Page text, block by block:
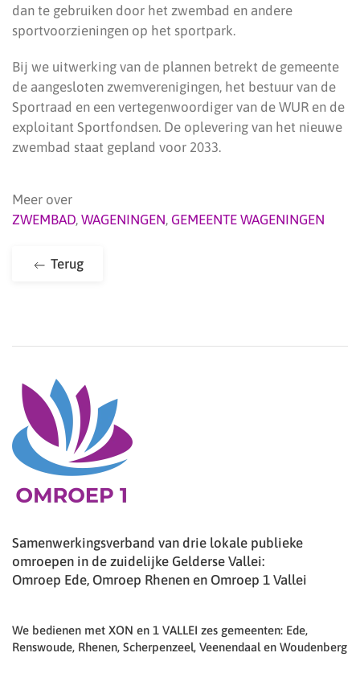
dan te gebruiken door het zwembad en andere
sportvoorzieningen op het sportpark.
Bij we uitwerking van de plannen betrekt de gemeente
de aangesloten zwemverenigingen, het bestuur van de
Sportraad en een vertegenwoordiger van de WUR en de
exploitant Sportfondsen. De oplevering van het nieuwe
zwembad staat gepland voor 2033.
Meer over
ZWEMBAD, WAGENINGEN, GEMEENTE WAGENINGEN
Terug
Samenwerkingsverband van drie lokale publieke
omroepen in de zuidelijke Gelderse Vallei:
Omroep Ede, Omroep Rhenen en Omroep 1 Vallei
We bedienen met XON en 1 VALLEI zes gemeenten: Ede,
Renswoude, Rhenen, Scherpenzeel, Veenendaal en Woudenberg